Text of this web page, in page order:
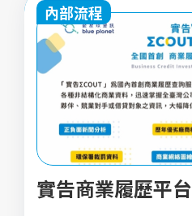
內部流程
實告商業履歷平台